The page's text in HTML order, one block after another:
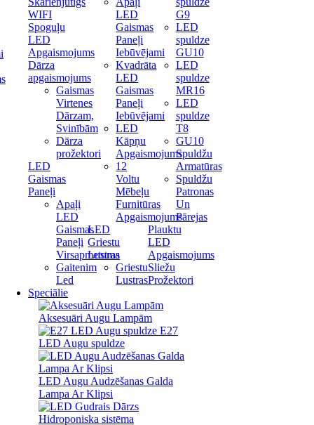
WIFI
Spoguļu
LED
Apgaismojums
Dārza
apgaismojums
Gaismas
Virtenes
Dārzam,
Svinībām
Dārza
prožektori
LED
Gaismas
Paneļi
Apaļi
LED
Gaismas
Paneļi
Virsapmetuma
Gaitenim
Led
LED
Gaismas
Paneļi
Iebūvējami
Kvadrāta
LED
Gaismas
Paneļi
Iebūvējami
LED
Kāpņu
Apgaismojums
12
Voltu
Mēbeļu
Furnitūras
Apgaismojums
LED
Griestu
Lustras
Griestu
Lustras
G9
LED
spuldze
GU10
LED
spuldze
MR16
LED
spuldze
T8
GU10
Spuldžu
Armatūras
Spuldžu
Patronas
Un
Pārejas
Plauktu
LED
Apgaismojums
Sliežu
Prožektori
Speciālie
Aksesuāri Augu Lampām
E27
LED Augu spuldze
LED Augu Audzēšanas Galda
Lampa Ar Klipsi